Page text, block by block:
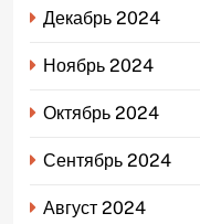
Декабрь 2024
Ноябрь 2024
Октябрь 2024
Сентябрь 2024
Август 2024